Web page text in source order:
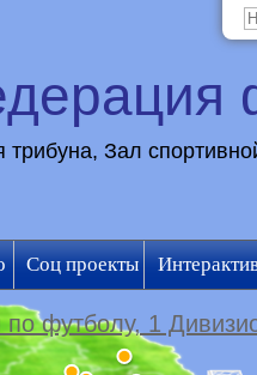
трибуна, Зал
Соц проекты
футболу, 1